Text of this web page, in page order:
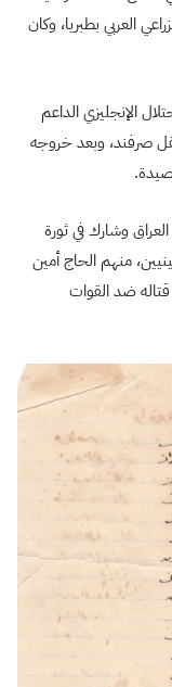
العربي بطبريا، وكان
ضد الاحتلال الإنجليزي الداعم
صرفند، وبعد خروجه
عام 1939، سافر إلى العراق وشارك في ثورة
من الفلسطينيين، منهم الحاج أمين
ضد القوات